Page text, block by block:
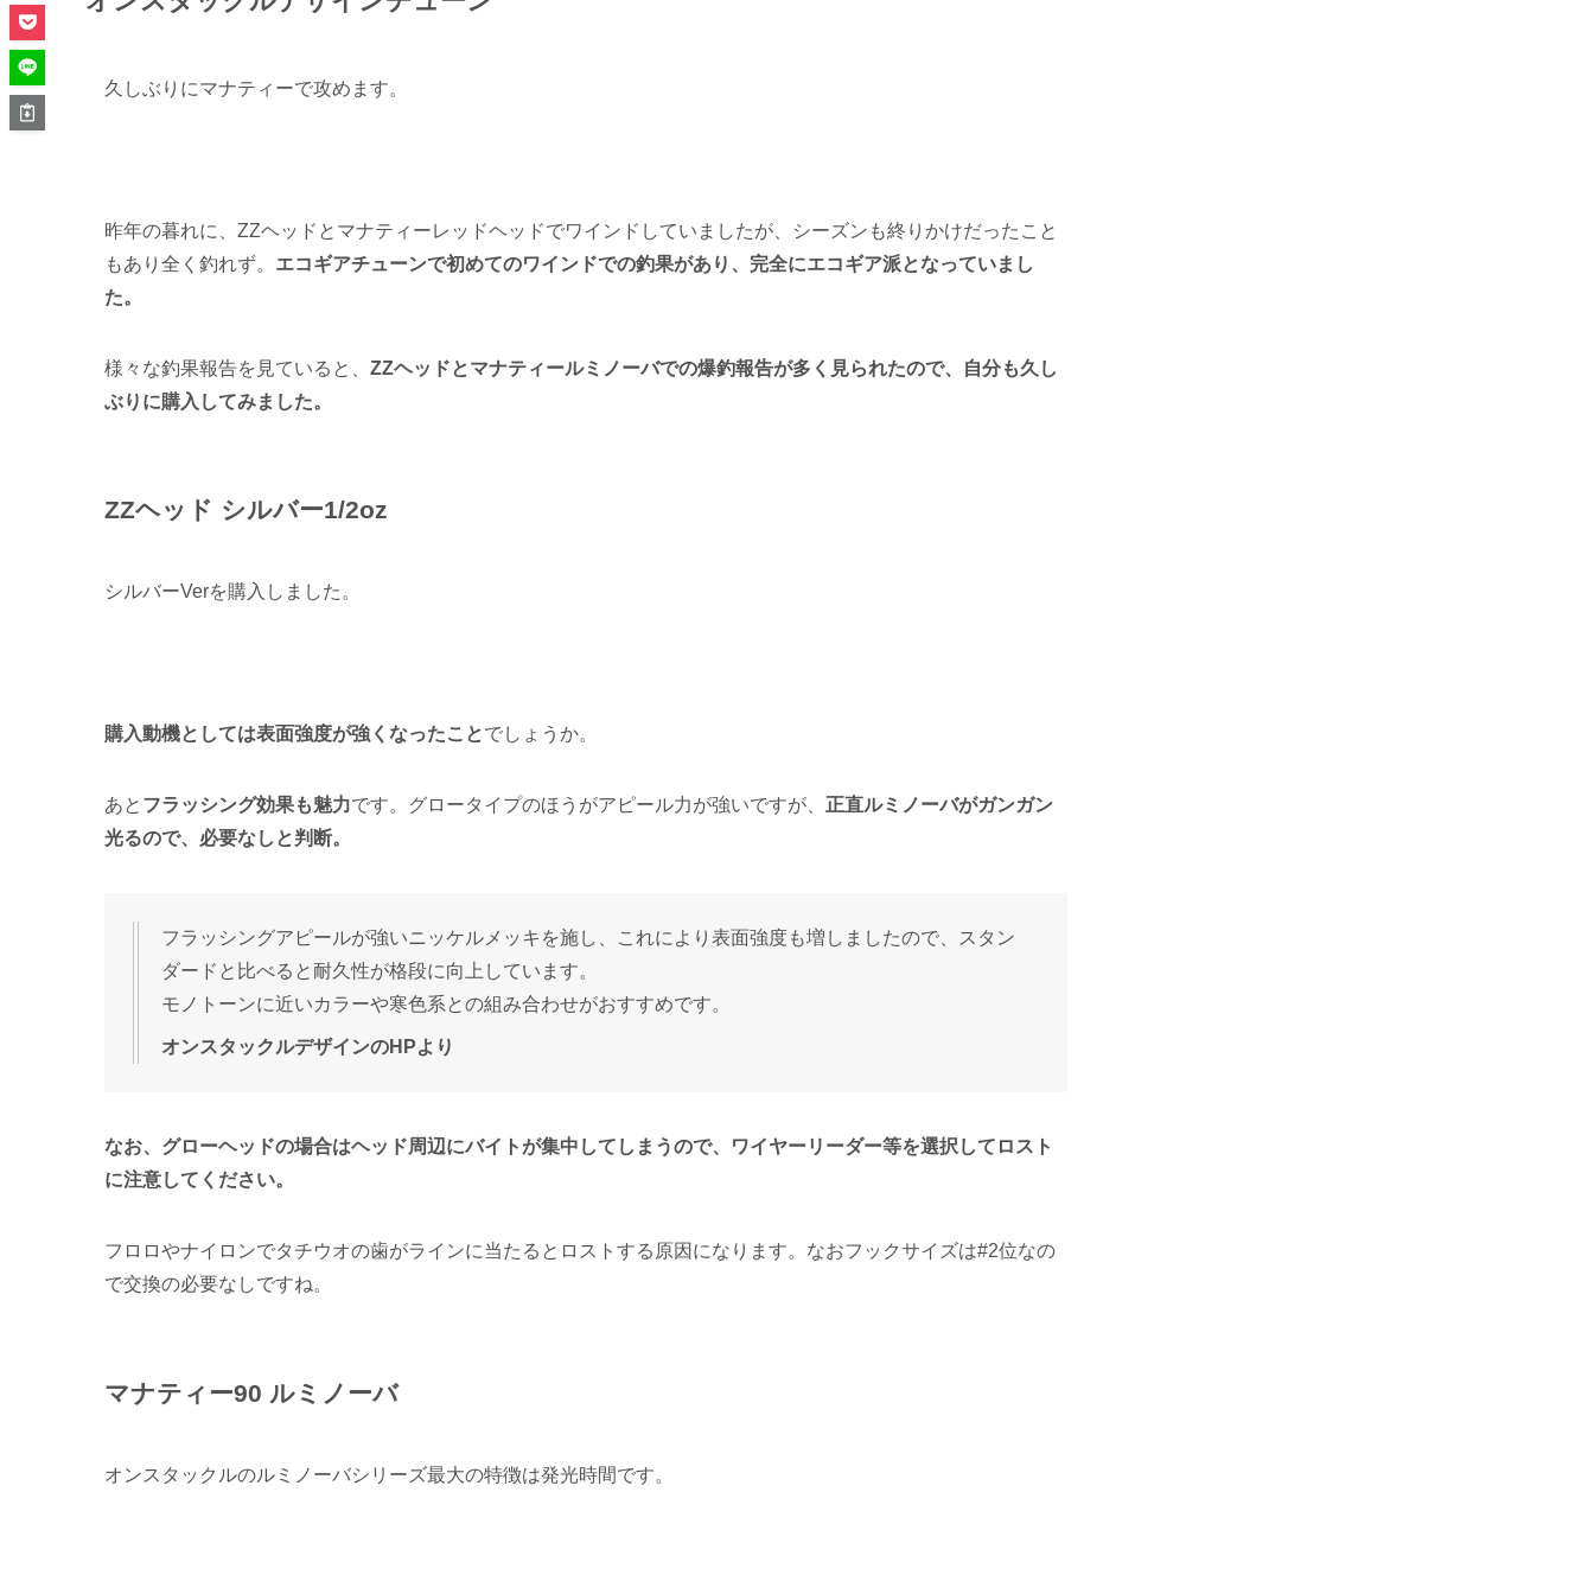
久しぶりにマナティーで攻めます。
昨年の暮れに、ZZヘッドとマナティーレッドヘッドでワインドしていましたが、シーズンも終りかけだったこと
もあり全く釣れず。 エコギアチューンで初めてのワインドでの釣果があり、完全にエコギア派となっていまし
た。
様々な釣果報告を見ていると、 ZZヘッドとマナティールミノーバでの爆釣報告が多く見られたので、自分も久し
ぶりに購入してみました。
ZZヘッド シルバー1/2oz
シルバーVerを購入しました。
購入動機としては表面強度が強くなったことでしょうか。
あと フラッシング効果も魅力です。グロータイプのほうがアピール力が強いですが、 正直ルミノーバがガンガン
光るので、必要なしと判断。
フラッシングアピールが強いニッケルメッキを施し、これにより表面強度も増しましたので、スタン
ダードと比べると耐久性が格段に向上しています。
モノトーンに近いカラーや寒色系との組み合わせがおすすめです。
オンスタックルデザインのHPより
なお、グローヘッドの場合はヘッド周辺にバイトが集中してしまうので、ワイヤーリーダー等を選択してロスト
に注意してください。
フロロやナイロンでタチウオの歯がラインに当たるとロストする原因になります。なおフックサイズは#2位なの
で交換の必要なしですね。
マナティー90 ルミノーバ
オンスタックルのルミノーバシリーズ最大の特徴は発光時間です。